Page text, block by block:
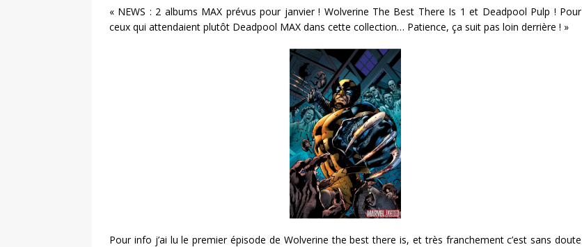
« NEWS : 2 albums MAX prévus pour janvier ! Wolverine The Best There Is 1 et Deadpool Pulp ! Pour
ceux qui attendaient plutôt Deadpool MAX dans cette collection… Patience, ça suit pas loin derrière ! »
Pour info j’ai lu le premier épisode de Wolverine the best there is, et très franchement c’est sans doute